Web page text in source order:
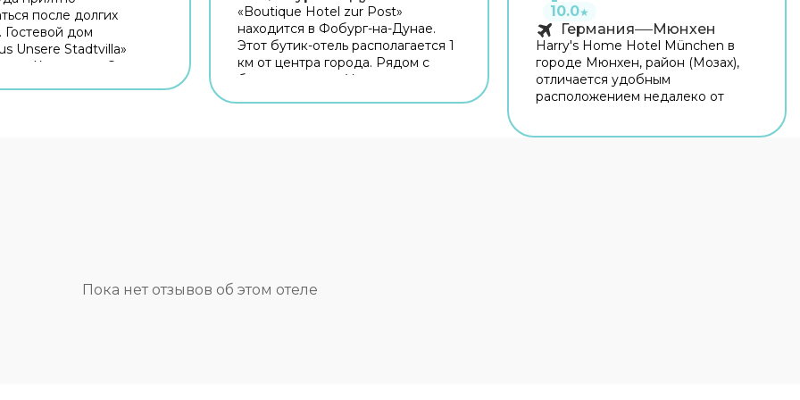
после долгих
Гостевой дом
Unsere Stadtvilla»
в Хехингене. Этот
поможет всегда
для барбекю. Если
«Boutique Hotel zur Post»
находится в Фобург-на-Дунае.
Этот бутик-отель располагается 1
км от центра города. Рядом с
бутик-отелем — Университет
автопутешественников
организована парковка. Здесь
10.0★
Германия Мюнхен
Harry's Home Hotel München в
городе Мюнхен, район (Мозах),
отличается удобным
расположением недалеко от
Пока нет отзывов об этом отеле